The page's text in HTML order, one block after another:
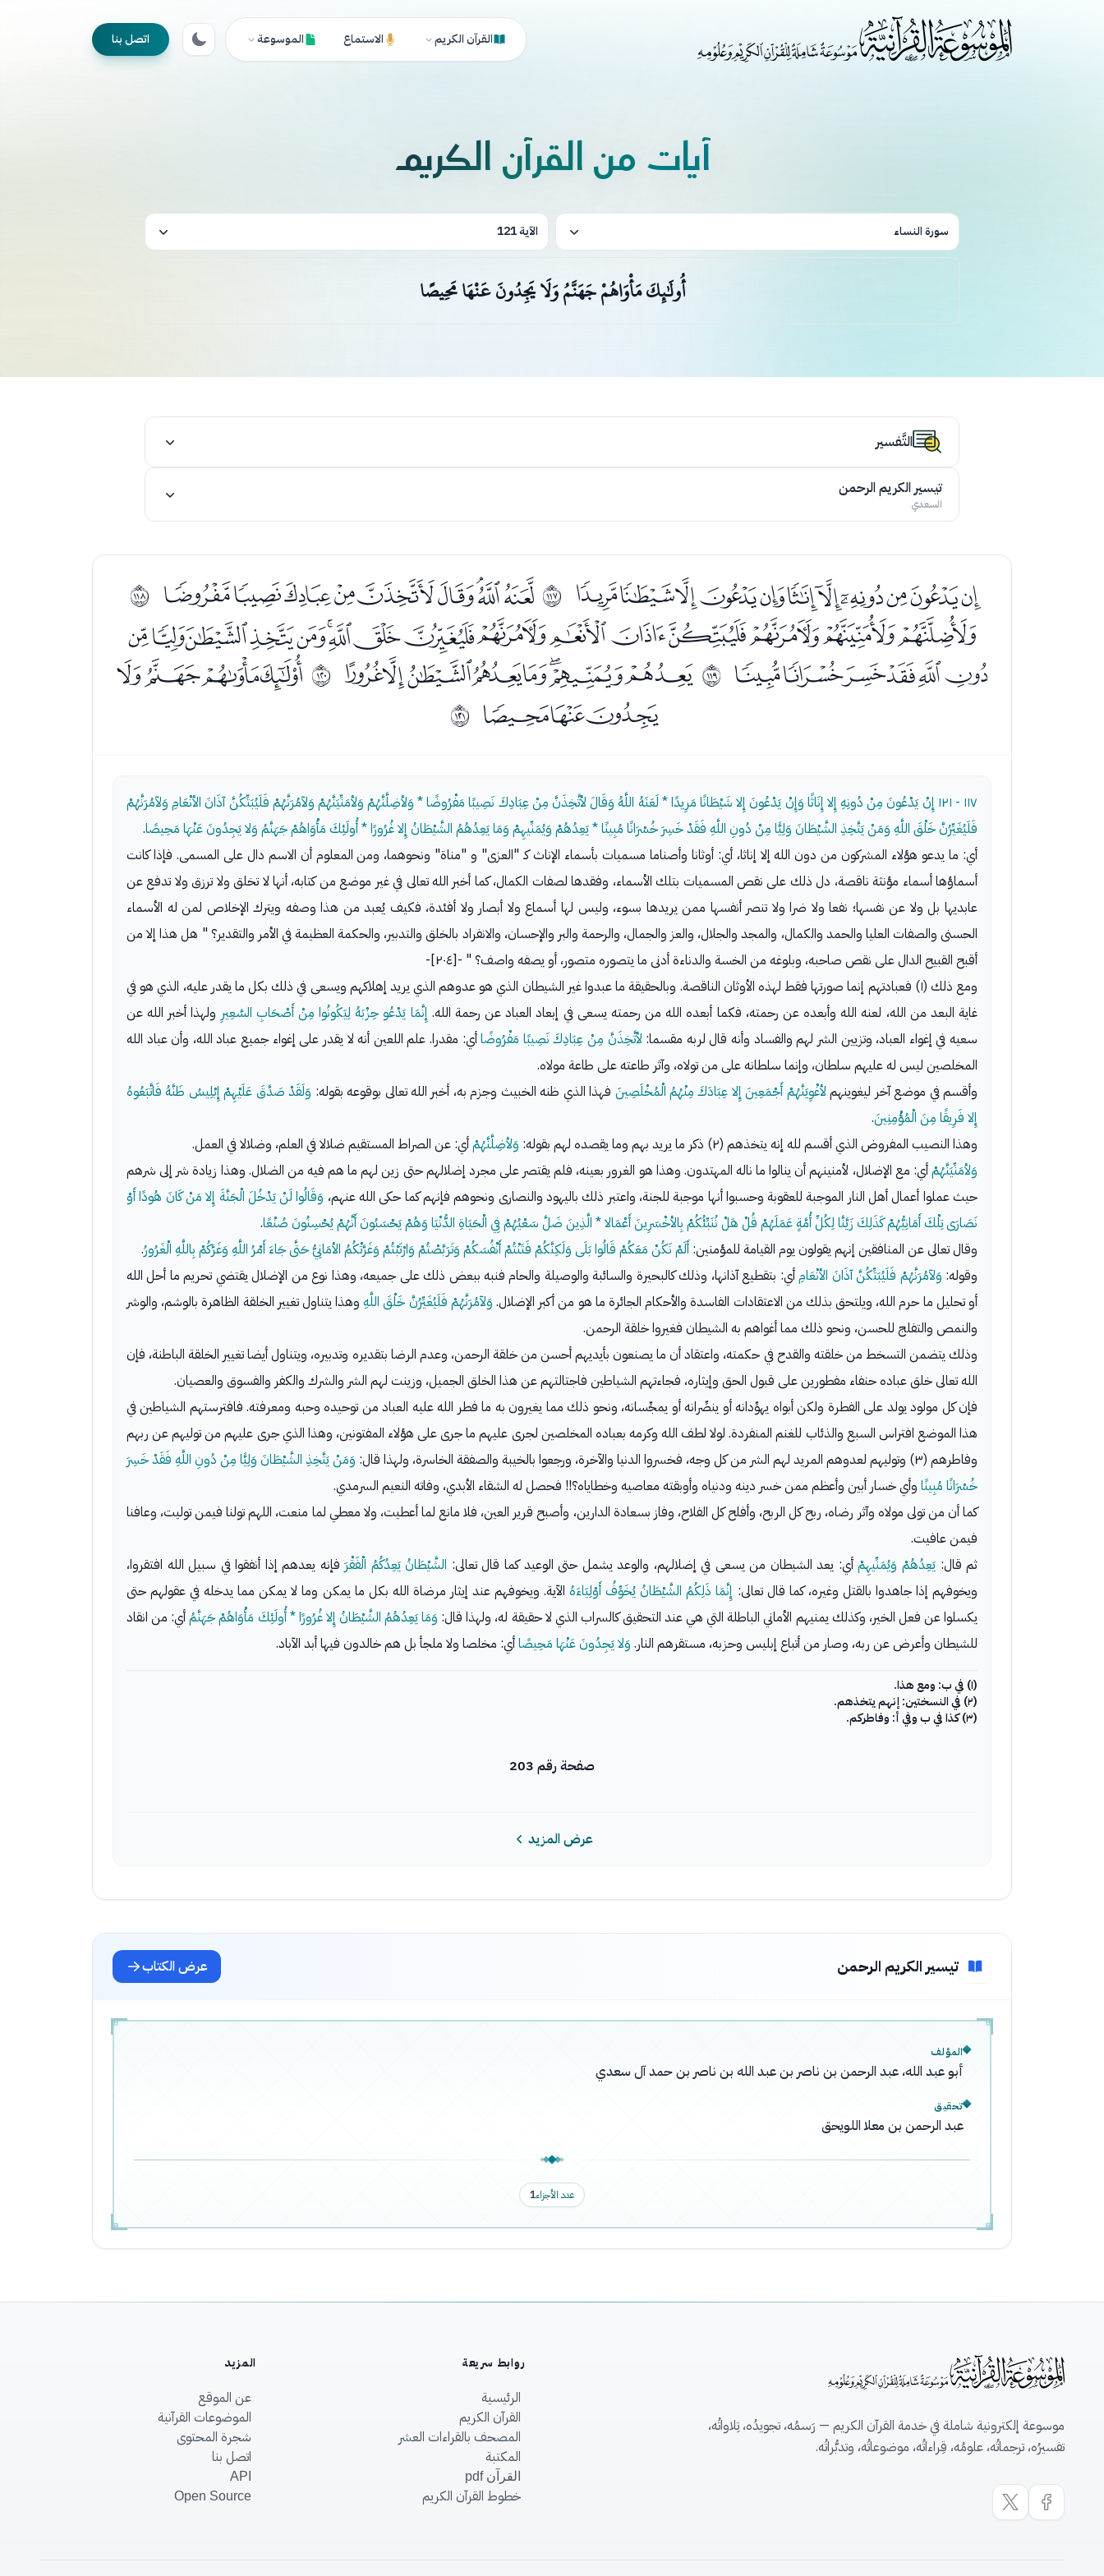
القرآن الكريم الاستماع الموسوعة اتصل بنا
آيات من القرآن الكريم
سورة النساء الآية 121
أُولَٰئِكَ مَأْوَاهُمْ جَهَنَّمُ وَلَا يَجِدُونَ عَنْهَا مَحِيصًا
التَّفسير
تيسير الكريم الرحمن
السعدي
ﮚﮛﮜﮝﮞﮟﮠﮡﮢﮣﮤ ﱴ ﮦﮧﮨﮩﮪﮫﮬﮭﮮ ﱵ
ﮰﮱﯓﯔﯕﯖﯗﯘﯙﯚﯛﯜﯝﯞﯟﯠ
ﯡﯢﯣﯤﯥﯦ ﱶ ﯨﯩﯪﯫﯬﯭﯮﯯ ﱷ ﯱﯲﯳﯴ
ﯵﯶﯷ ﱸ
١١٧ - ١٢١
إِنْ يَدْعُونَ مِنْ دُونِهِ إِلا إِنَاثًا وَإِنْ يَدْعُونَ إِلا شَيْطَانًا مَرِيدًا * لَعَنَهُ اللَّهُ وَقَالَ لأتَّخِذَنَّ مِنْ عِبَادِكَ نَصِيبًا مَفْرُوضًا * وَلأضِلَّنَّهُمْ وَلأمَنِّيَنَّهُمْ وَلآمُرَنَّهُمْ فَلَيُبَتِّكُنَّ آذَانَ الأنْعَامِ وَلآمُرَنَّهُمْ
فَلَيُغَيِّرُنَّ خَلْقَ اللَّهِ وَمَنْ يَتَّخِذِ الشَّيْطَانَ وَلِيًّا مِنْ دُونِ اللَّهِ فَقَدْ خَسِرَ خُسْرَانًا مُبِينًا * يَعِدُهُمْ وَيُمَنِّيهِمْ وَمَا يَعِدُهُمُ الشَّيْطَانُ إِلا غُرُورًا * أُولَئِكَ مَأْوَاهُمْ جَهَنَّمُ وَلا يَجِدُونَ عَنْهَا مَحِيصًا.
أي: ما يدعو هؤلاء المشركون من دون الله إلا إناثا، أي: أوثانا وأصناما مسميات بأسماء الإناث كـ "العزى" و "مناة" ونحوهما، ومن المعلوم أن الاسم دال على المسمى. فإذا كانت
أسماؤها أسماء مؤنثة ناقصة، دل ذلك على نقص المسميات بتلك الأسماء، وفقدها لصفات الكمال، كما أخبر الله تعالى في غير موضع من كتابه، أنها لا تخلق ولا ترزق ولا تدفع عن
عابديها بل ولا عن نفسها؛ نفعا ولا ضرا ولا تنصر أنفسها ممن يريدها بسوء، وليس لها أسماع ولا أبصار ولا أفئدة، فكيف يُعبد من هذا وصفه ويترك الإخلاص لمن له الأسماء
الحسنى والصفات العليا والحمد والكمال، والمجد والجلال، والعز والجمال، والرحمة والبر والإحسان، والانفراد بالخلق والتدبير، والحكمة العظيمة في الأمر والتقدير؟ " هل هذا إلا من
أقبح القبيح الدال على نقص صاحبه، وبلوغه من الخسة والدناءة أدنى ما يتصوره متصور، أو يصفه واصف؟ " -[٢٠٤]-
ومع ذلك (١) فعبادتهم إنما صورتها فقط لهذه الأوثان الناقصة. وبالحقيقة ما عبدوا غير الشيطان الذي هو عدوهم الذي يريد إهلاكهم ويسعى في ذلك بكل ما يقدر عليه، الذي هو في
غاية البعد من الله، لعنه الله وأبعده عن رحمته، فكما أبعده الله من رحمته يسعى في إبعاد العباد عن رحمة الله. إِنَّمَا يَدْعُو حِزْبَهُ لِيَكُونُوا مِنْ أَصْحَابِ السَّعِيرِ ولهذا أخبر الله عن
سعيه في إغواء العباد، وتزيين الشر لهم والفساد وأنه قال لربه مقسما: لأتَّخِذَنَّ مِنْ عِبَادِكَ نَصِيبًا مَفْرُوضًاأي: مقدرا. علم اللعين أنه لا يقدر على إغواء جميع عباد الله، وأن عباد الله
المخلصين ليس له عليهم سلطان، وإنما سلطانه على من تولاه، وآثر طاعته على طاعة مولاه.
وأقسم في موضع آخر ليغوينهم لأغْوِيَنَّهُمْ أَجْمَعِينَ إِلا عِبَادَكَ مِنْهُمُ الْمُخْلَصِينَ فهذا الذي ظنه الخبيث وجزم به، أخبر الله تعالى بوقوعه بقوله: وَلَقَدْ صَدَّقَ عَلَيْهِمْ إِبْلِيسُ ظَنَّهُ فَاتَّبَعُوهُ
إِلا فَرِيقًا مِنَ الْمُؤْمِنِينَ.
وهذا النصيب المفروض الذي أقسم لله إنه يتخذهم (٢) ذكر ما يريد بهم وما يقصده لهم بقوله:
وَلأضِلَّنَّهُمْأي: عن الصراط المستقيم ضلالا في العلم، وضلالا في العمل.
وَلأمَنِّيَنَّهُمْأي: مع الإضلال، لأمنينهم أن ينالوا ما ناله المهتدون. وهذا هو الغرور بعينه، فلم يقتصر على مجرد إضلالهم حتى زين لهم ما هم فيه من الضلال. وهذا زيادة شر إلى شرهم
حيث عملوا أعمال أهل النار الموجبة للعقوبة وحسبوا أنها موجبة للجنة، واعتبر ذلك باليهود والنصارى ونحوهم فإنهم كما حكى الله عنهم، وَقَالُوا لَنْ يَدْخُلَ الْجَنَّةَ إِلا مَنْ كَانَ هُودًا أَوْ
نَصَارَى تِلْكَ أَمَانِيُّهُمْكَذَلِكَ زَيَّنَّا لِكُلِّ أُمَّةٍ عَمَلَهُمْ قُلْ هَلْ نُنَبِّئُكُمْ بِالأخْسَرِينَ أَعْمَالا * الَّذِينَ ضَلَّ سَعْيُهُمْ فِي الْحَيَاةِ الدُّنْيَا وَهُمْ يَحْسَبُونَ أَنَّهُمْ يُحْسِنُونَ صُنْعًا.
وقال تعالى عن المنافقين إنهم يقولون يوم القيامة للمؤمنين: أَلَمْ نَكُنْ مَعَكُمْ قَالُوا بَلَى وَلَكِنَّكُمْ فَتَنْتُمْ أَنْفُسَكُمْ وَتَرَبَّصْتُمْ وَارْتَبْتُمْ وَغَرَّتْكُمُ الأمَانِيُّ حَتَّى جَاءَ أَمْرُ اللَّهِ وَغَرَّكُمْ بِاللَّهِ الْغَرُورُ.
وقوله: وَلآمُرَنَّهُمْ فَلَيُبَتِّكُنَّ آذَانَ الأنْعَامِأي: بتقطيع آذانها، وذلك كالبحيرة والسائبة والوصيلة والحام فنبه ببعض ذلك على جميعه، وهذا نوع من الإضلال يقتضي تحريم ما أحل الله
أو تحليل ما حرم الله، ويلتحق بذلك من الاعتقادات الفاسدة والأحكام الجائرة ما هو من أكبر الإضلال. وَلآمُرَنَّهُمْ فَلَيُغَيِّرُنَّ خَلْقَ اللَّهِوهذا يتناول تغيير الخلقة الظاهرة بالوشم، والوشر
والنمص والتفلج للحسن، ونحو ذلك مما أغواهم به الشيطان فغيروا خلقة الرحمن.
وذلك يتضمن التسخط من خلقته والقدح في حكمته، واعتقاد أن ما يصنعون بأيديهم أحسن من خلقة الرحمن، وعدم الرضا بتقديره وتدبيره، ويتناول أيضا تغيير الخلقة الباطنة، فإن
الله تعالى خلق عباده حنفاء مفطورين على قبول الحق وإيثاره، فجاءتهم الشياطين فاجتالتهم عن هذا الخلق الجميل، وزينت لهم الشر والشرك والكفر والفسوق والعصيان.
فإن كل مولود يولد على الفطرة ولكن أبواه يهوِّدانه أو ينصِّرانه أو يمجِّسانه، ونحو ذلك مما يغيرون به ما فطر الله عليه العباد من توحيده وحبه ومعرفته. فافترستهم الشياطين في
هذا الموضع افتراس السبع والذئاب للغنم المنفردة. لولا لطف الله وكرمه بعباده المخلصين لجرى عليهم ما جرى على هؤلاء المفتونين، وهذا الذي جرى عليهم من توليهم عن ربهم
وفاطرهم (٣) وتوليهم لعدوهم المريد لهم الشر من كل وجه، فخسروا الدنيا والآخرة، ورجعوا بالخيبة والصفقة الخاسرة، ولهذا قال:
وَمَنْ يَتَّخِذِ الشَّيْطَانَ وَلِيًّا مِنْ دُونِ اللَّهِ فَقَدْ خَسِرَ
خُسْرَانًا مُبِينًا وأي خسار أبين وأعظم ممن خسر دينه ودنياه وأوبقته معاصيه وخطاياه؟!! فحصل له الشقاء الأبدي، وفاته النعيم السرمدي.
كما أن من تولى مولاه وآثر رضاه، ربح كل الربح، وأفلح كل الفلاح، وفاز بسعادة الدارين، وأصبح قرير العين، فلا مانع لما أعطيت، ولا معطي لما منعت، اللهم تولنا فيمن توليت، وعافنا
فيمن عافيت.
ثم قال:يَعِدُهُمْ وَيُمَنِّيهِمْأي: يعد الشيطان من يسعى في إضلالهم، والوعد يشمل حتى الوعيد كما قال تعالى: الشَّيْطَانُ يَعِدُكُمُ الْفَقْرَفإنه يعدهم إذا أنفقوا في سبيل الله افتقروا،
ويخوفهم إذا جاهدوا بالقتل وغيره، كما قال تعالى: إِنَّمَا ذَلِكُمُ الشَّيْطَانُ يُخَوِّفُ أَوْلِيَاءَهُالآية. ويخوفهم عند إيثار مرضاة الله بكل ما يمكن وما لا يمكن مما يدخله في عقولهم حتى
يكسلوا عن فعل الخير، وكذلك يمنيهم الأماني الباطلة التي هي عند التحقيق كالسراب الذي لا حقيقة له، ولهذا قال: وَمَا يَعِدُهُمُ الشَّيْطَانُ إِلا غُرُورًا * أُولَئِكَ مَأْوَاهُمْ جَهَنَّمُأي: من انقاد
للشيطان وأعرض عن ربه، وصار من أتباع إبليس وحزبه، مستقرهم النار. وَلا يَجِدُونَ عَنْهَا مَحِيصًاأي: مخلصا ولا ملجأ بل هم خالدون فيها أبد الآباد.
(١) في ب: ومع هذا.
(٢) في النسختين: إنهم يتخذهم.
(٣) كذا في ب وفي أ: وفاطركم.
صفحة رقم 203
عرض المزيد
تيسير الكريم الرحمن عرض الكتاب
المؤلف
أبو عبد الله، عبد الرحمن بن ناصر بن عبد الله بن ناصر بن حمد آل سعدي
تحقيق
عبد الرحمن بن معلا اللويحق
عدد الأجزاء1
موسوعة إلكترونية شاملة في خدمة القرآن الكريم — رَسمُه، تجويدُه، تِلاواتُه،
تفسيرُه، ترجماتُه، علومُه، قِراءاتُه، موضوعاتُه، وتدبُّراتُه.
روابط سريعة
الرئيسية
القرآن الكريم
المصحف بالقراءات العشر
المكتبة
القرآن pdf
خطوط القرآن الكريم
المزيد
عن الموقع
الموضوعات القرآنية
شجرة المحتوى
اتصل بنا
API
Open Source